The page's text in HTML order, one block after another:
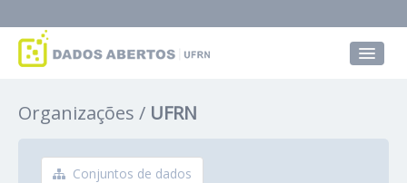
Grupos
Sobre
Organizações UFRN
Conjuntos de dados